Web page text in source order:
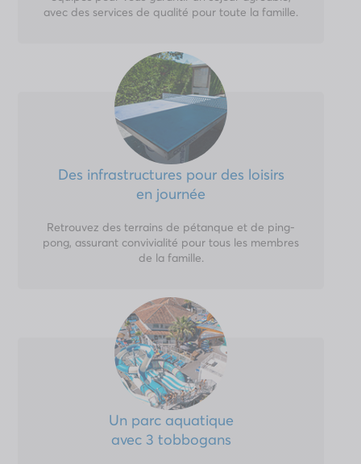
avec des services de qualité pour toute la famille.
Des infrastructures pour des loisirs
en journée
Retrouvez des terrains de pétanque et de ping-
pong, assurant convivialité pour tous les membres
de la famille.
Un parc aquatique
avec 3 tobbogans